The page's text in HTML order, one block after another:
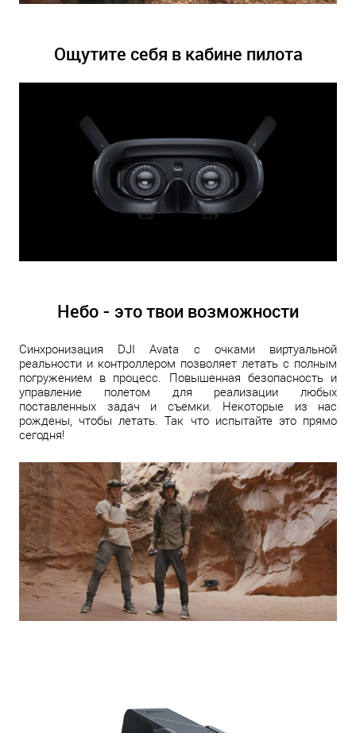
Ощутите себя в кабине пилота
Небо - это твои возможности
Синхронизация DJI Avata с очками виртуальной
реальности и контроллером позволяет летать с полным
погружением в процесс. Повышенная безопасность и
управление полетом для реализации любых
поставленных задач и съемки. Некоторые из нас
рождены, чтобы летать. Так что испытайте это прямо
сегодня!